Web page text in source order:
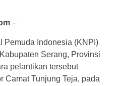
–
Pemuda Indonesia (KNPI)
Serang, Provinsi
pelantikan tersebut
Camat Tunjung Teja, pada